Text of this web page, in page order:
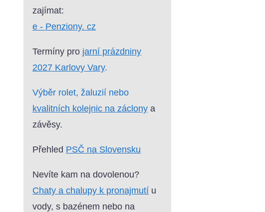
zajímat:
e - Penziony. cz
Termíny pro jarní prázdniny
2027 Karlovy Vary.
Výběr rolet, žaluzií nebo
kvalitních kolejnic na záclony a
závěsy.
Přehled PSČ na Slovensku
Nevíte kam na dovolenou?
Chaty a chalupy k pronajmutí u
vody, s bazénem nebo na